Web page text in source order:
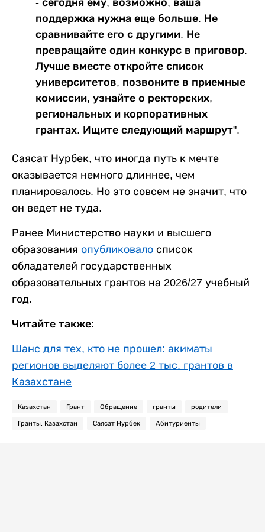
поддержка нужна еще больше. Не
сравнивайте его с другими. Не
превращайте один конкурс в приговор.
Лучше вместе откройте список
университетов, позвоните в приемные
комиссии, узнайте о ректорских,
региональных и корпоративных
грантах. Ищите следующий маршрут".
Саясат Нурбек, что иногда путь к мечте
оказывается немного длиннее, чем
планировалось. Но это совсем не значит, что
он ведет не туда.
Ранее Министерство науки и высшего
образования опубликовало список
обладателей государственных
образовательных грантов на 2026/27 учебный
год.
Читайте также:
Шанс для тех, кто не прошел: акиматы
регионов выделяют более 2 тыс. грантов в
Казахстане
Казахстан Грант Обращение гранты родители
Гранты. Казахстан Саясат Нурбек Абитуриенты